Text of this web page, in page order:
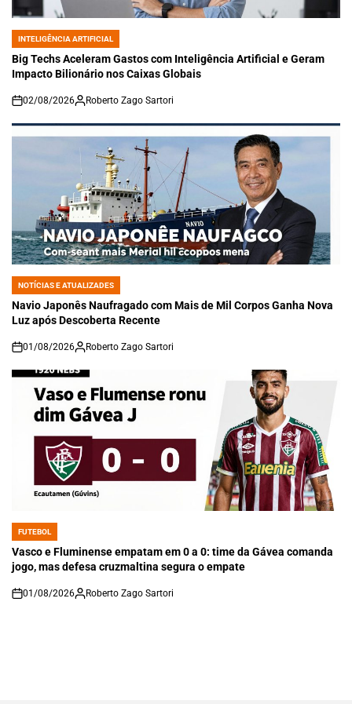
POSTED
IN
INTELIGÊNCIA ARTIFICIAL
Big Techs Aceleram Gastos com Inteligência Artificial e Geram
Impacto Bilionário nos Caixas Globais
on
02/08/2026 Roberto Zago Sartori
POSTED
IN
NOTÍCIAS E ATUALIZADES
Navio Japonês Naufragado com Mais de Mil Corpos Ganha Nova
Luz após Descoberta Recente
on
01/08/2026 Roberto Zago Sartori
POSTED
IN
FUTEBOL
Vasco e Fluminense empatam em 0 a 0: time da Gávea comanda
jogo, mas defesa cruzmaltina segura o empate
on
01/08/2026 Roberto Zago Sartori